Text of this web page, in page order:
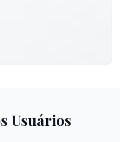
Usuários